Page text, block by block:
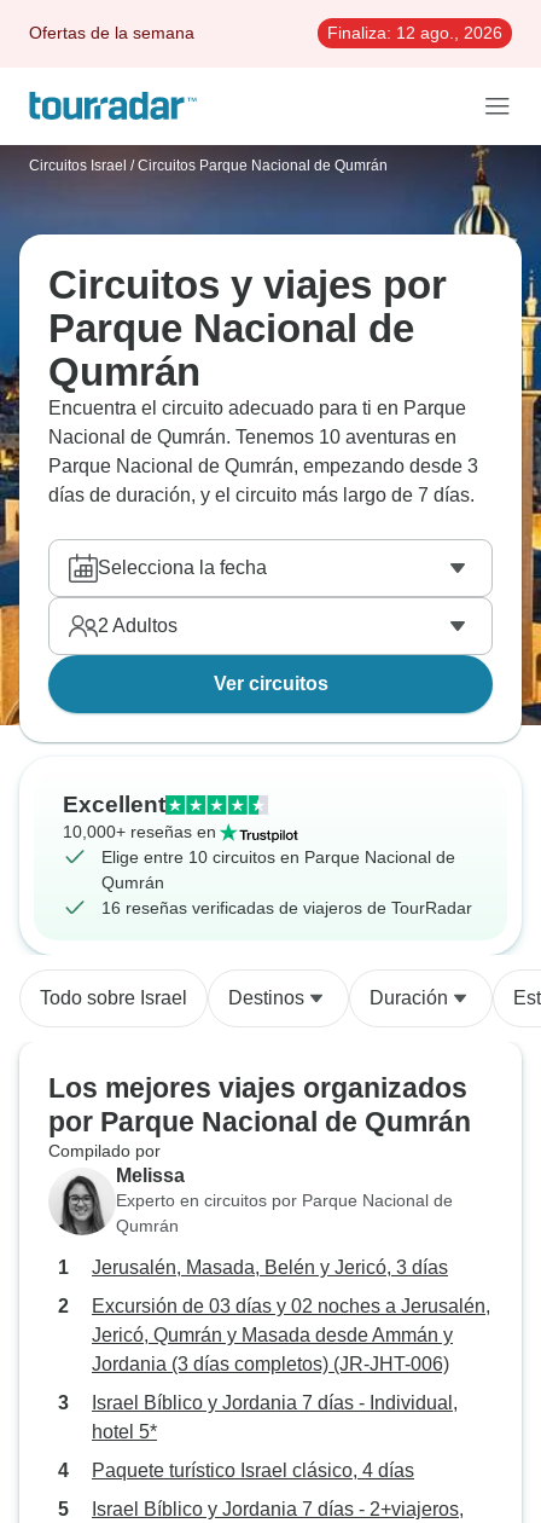
Ofertas de la semana Finaliza: 12 ago., 2026
Circuitos Israel / Circuitos Parque Nacional de Qumrán
Circuitos y viajes por
Parque Nacional de
Qumrán
Encuentra el circuito adecuado para ti en Parque
Nacional de Qumrán. Tenemos 10 aventuras en
Parque Nacional de Qumrán, empezando desde 3
días de duración, y el circuito más largo de 7 días.
Selecciona la fecha
2 Adultos
Ver circuitos
Excellent
10,000+ reseñas en
Elige entre 10 circuitos en Parque Nacional de
Qumrán
16 reseñas verificadas de viajeros de TourRadar
Todo sobre Israel Destinos Duración
Los mejores viajes organizados
por Parque Nacional de Qumrán
Compilado por
Melissa
Experto en circuitos por Parque Nacional de
Qumrán
Jerusalén, Masada, Belén y Jericó, 3 días
Excursión de 03 días y 02 noches a Jerusalén,
Jericó, Qumrán y Masada desde Ammán y
Jordania (3 días completos) (JR-JHT-006)
Israel Bíblico y Jordania 7 días - Individual,
hotel 5*
Paquete turístico Israel clásico, 4 días
Israel Bíblico y Jordania 7 días - 2+viajeros,